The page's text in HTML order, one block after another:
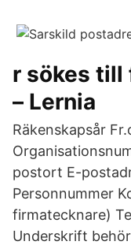
r sökes till
– Lernia
Räkenskapsår
postort E-
Personnummer
firmatecknare)
Underskrift